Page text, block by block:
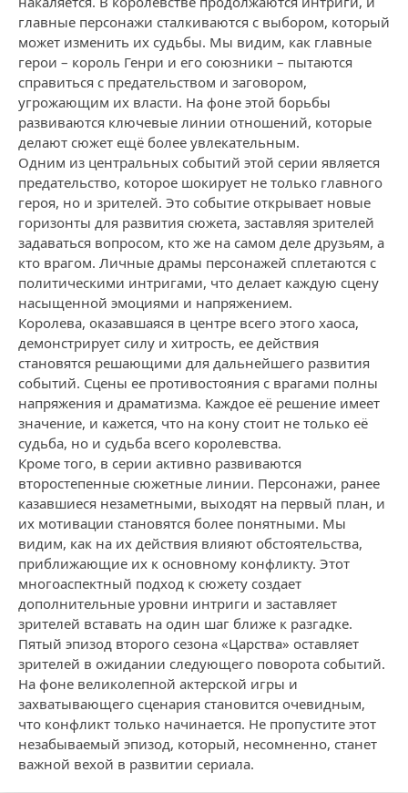
главные персонажи сталкиваются с выбором, который
может изменить их судьбы. Мы видим, как главные
герои – король Генри и его союзники – пытаются
справиться с предательством и заговором,
угрожающим их власти. На фоне этой борьбы
развиваются ключевые линии отношений, которые
делают сюжет ещё более увлекательным.
Одним из центральных событий этой серии является
предательство, которое шокирует не только главного
героя, но и зрителей. Это событие открывает новые
горизонты для развития сюжета, заставляя зрителей
задаваться вопросом, кто же на самом деле друзьям, а
кто врагом. Личные драмы персонажей сплетаются с
политическими интригами, что делает каждую сцену
насыщенной эмоциями и напряжением.
Королева, оказавшаяся в центре всего этого хаоса,
демонстрирует силу и хитрость, ее действия
становятся решающими для дальнейшего развития
событий. Сцены ее противостояния с врагами полны
напряжения и драматизма. Каждое её решение имеет
значение, и кажется, что на кону стоит не только её
судьба, но и судьба всего королевства.
Кроме того, в серии активно развиваются
второстепенные сюжетные линии. Персонажи, ранее
казавшиеся незаметными, выходят на первый план, и
их мотивации становятся более понятными. Мы
видим, как на их действия влияют обстоятельства,
приближающие их к основному конфликту. Этот
многоаспектный подход к сюжету создает
дополнительные уровни интриги и заставляет
зрителей вставать на один шаг ближе к разгадке.
Пятый эпизод второго сезона «Царства» оставляет
зрителей в ожидании следующего поворота событий.
На фоне великолепной актерской игры и
захватывающего сценария становится очевидным,
что конфликт только начинается. Не пропустите этот
незабываемый эпизод, который, несомненно, станет
важной вехой в развитии сериала.